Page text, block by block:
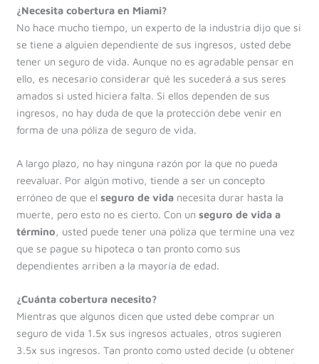
¿Necesita cobertura en Miami?
No hace mucho tiempo, un experto de la industria dijo que si
se tiene a alguien dependiente de sus ingresos, usted debe
tener un seguro de vida. Aunque no es agradable pensar en
ello, es necesario considerar qué les sucederá a sus seres
amados si usted hiciera falta. Si ellos dependen de sus
ingresos, no hay duda de que la protección debe venir en
forma de una póliza de seguro de vida.
A largo plazo, no hay ninguna razón por la que no pueda
reevaluar. Por algún motivo, tiende a ser un concepto
erróneo de que elseguro de vidanecesita durar hasta la
muerte, pero esto no es cierto. Con un seguro de vida a
término, usted puede tener una póliza que termine una vez
que se pague su hipoteca o tan pronto como sus
dependientes arriben a la mayoría de edad.
¿Cuánta cobertura necesito?
Mientras que algunos dicen que usted debe comprar un
seguro de vida 1.5x sus ingresos actuales, otros sugieren
3.5x sus ingresos. Tan pronto como usted decide (u obtener